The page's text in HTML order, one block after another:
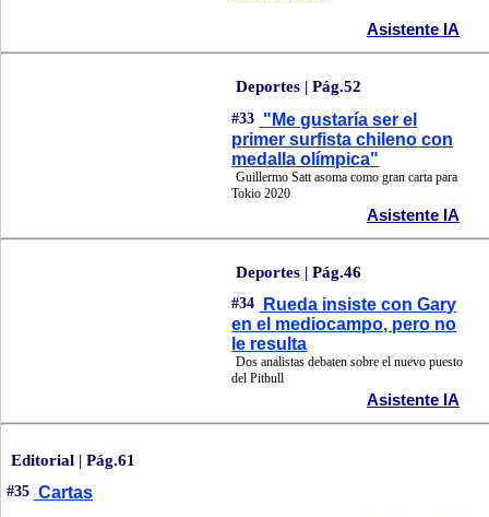
Asistente IA
Deportes | Pág.52
#33 "Me gustaría ser el
primer surfista chileno con
medalla olímpica"
Guillermo Satt asoma como gran carta para
Tokio 2020
Asistente IA
Deportes | Pág.46
#34
Rueda insiste con Gary
en el mediocampo, pero no
le resulta
Dos analistas debaten sobre el nuevo puesto
del Pitbull
Asistente IA
Editorial | Pág.61
#35 Cartas